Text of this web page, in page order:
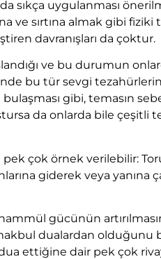
sıkça uygulanması
sırtına almak gibi fiziki
davranışları da çoktur.
ve bu durumun
bu tür sevgi
gibi, temasın
da onlarda bile çeşitli
çok örnek verilebilir:
giderek veya yanına
gücünün
dualardan
ettiğine dair pek çok